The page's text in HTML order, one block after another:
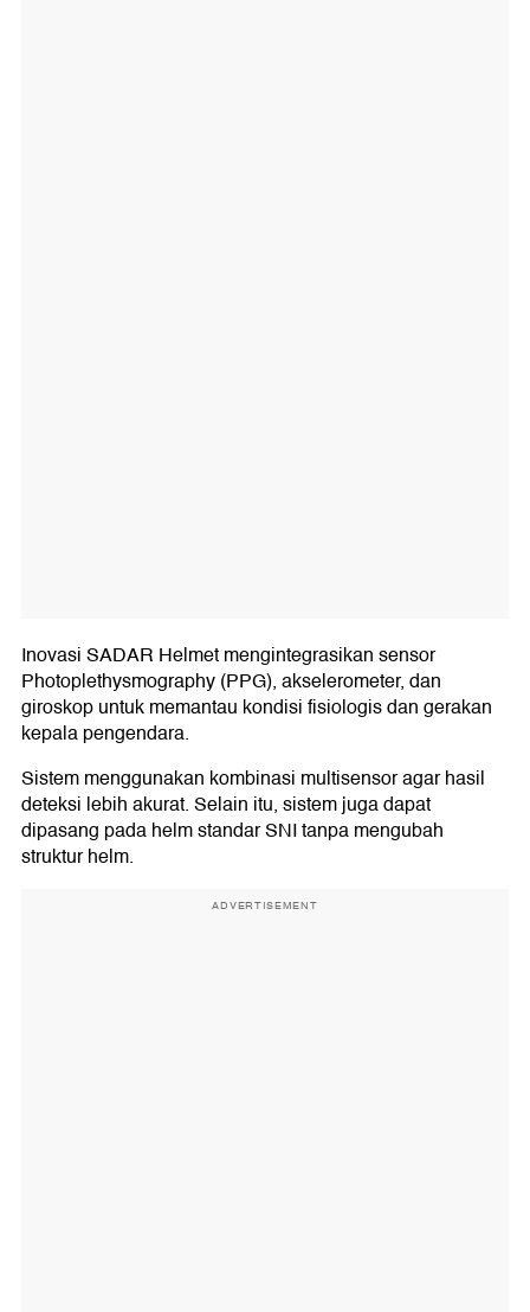
Inovasi SADAR Helmet mengintegrasikan sensor
Photoplethysmography (PPG), akselerometer, dan
giroskop untuk memantau kondisi fisiologis dan gerakan
kepala pengendara.
Sistem menggunakan kombinasi multisensor agar hasil
deteksi lebih akurat. Selain itu, sistem juga dapat
dipasang pada helm standar SNI tanpa mengubah
struktur helm.
ADVERTISEMENT